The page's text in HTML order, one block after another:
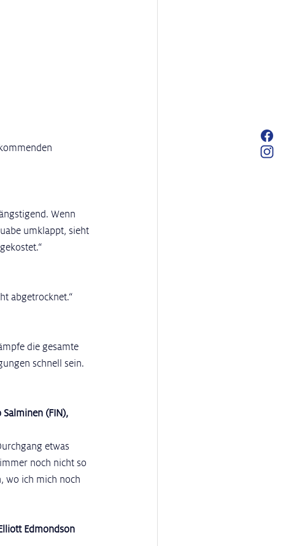
Wenn
umklappt, sieht
abgetrocknet.“
die gesamte
schnell sein.
(FIN),
etwas
noch nicht so
wo ich mich noch
Edmondson